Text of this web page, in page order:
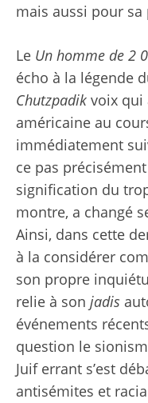
mais aussi pour
Le Un homme de 2
écho à la légende
Chutzpadik voix qui
américaine au
immédiatement
ce pas
signification du
montre, a changé
Ainsi, dans cette
à la considérer
son propre
relie à son jadis
événements
question le
Juif errant s’est
antisémites et